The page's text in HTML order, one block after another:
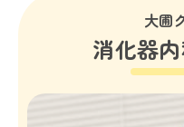
大圃
消化器内